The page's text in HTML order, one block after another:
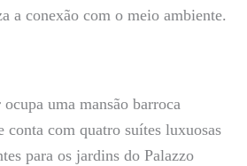
a conexão com o meio ambiente.
uma mansão barroca
com quatro suítes luxuosas
para os jardins do Palazzo